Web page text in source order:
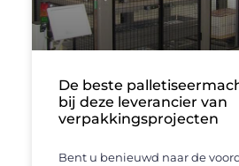
De beste
bij deze leverancier van
verpakkingsprojecten
Bent u benieuwd naar de